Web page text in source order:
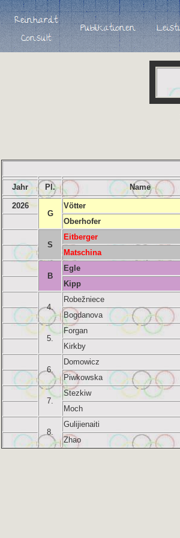
Jahr Pl. Name
2026
G
Vötter
Oberhofer
S
Eitberger
Matschina
B
Egle
Kipp
4.
Robežniece
Bogdanova
5.
Forgan
Kirkby
6.
Domowicz
Piwkowska
7.
Stezkiw
Moch
8.
Gulijienaiti
Zhao